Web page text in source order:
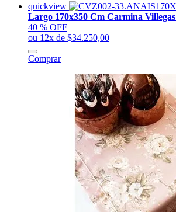
quickview
Largo 170x350 Cm Carmina Villegas
40 % OFF
ou 12x de $34.250,00
Comprar